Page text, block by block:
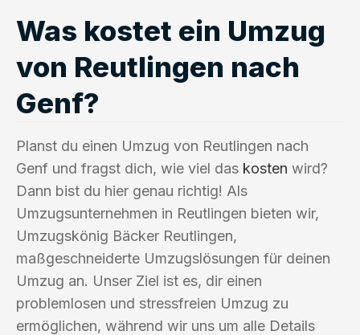
Was kostet ein Umzug
von Reutlingen nach
Genf?
Planst du einen Umzug von Reutlingen nach
Genf und fragst dich, wie viel das kosten wird?
Dann bist du hier genau richtig! Als
Umzugsunternehmen in Reutlingen bieten wir,
Umzugskönig Bäcker Reutlingen,
maßgeschneiderte Umzugslösungen für deinen
Umzug an. Unser Ziel ist es, dir einen
problemlosen und stressfreien Umzug zu
ermöglichen, während wir uns um alle Details